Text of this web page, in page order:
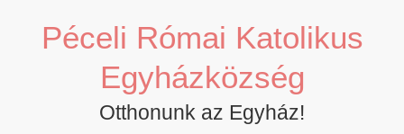
contentPéceli Római Katolikus
Egyházközség
Otthonunk az Egyház!